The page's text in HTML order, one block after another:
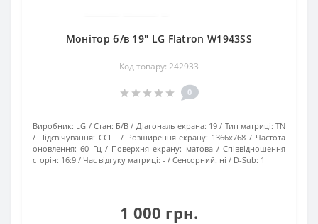
Монітор б/в 19" LG Flatron W1943SS
Код товару: 242933
0
Виробник: LG Стан: Б/В Діагональ екрана: 19 Тип матриці: TN
Підсвічування: CCFL Розширення екрану: 1366x768
Частота
оновлення: 60 Гц Поверхня екрану: матова
Співвідношення
сторін: 16:9 Час відгуку матриці: - Сенсорний: ні D-Sub: 1
1 000 грн.